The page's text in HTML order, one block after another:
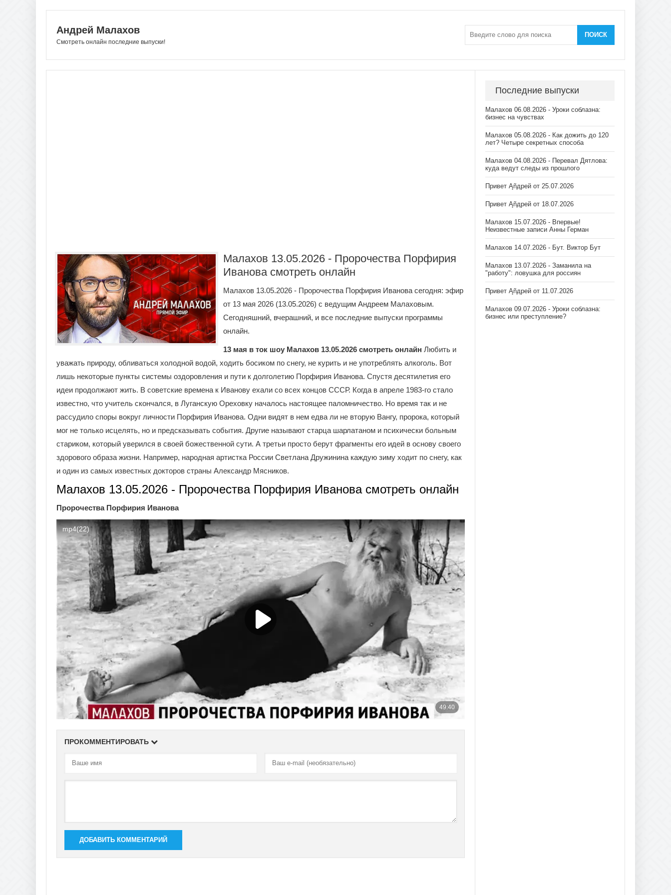
Андрей Малахов
Смотреть онлайн последние выпуски!
ПОИСК
Малахов 13.05.2026 - Пророчества Порфирия
Иванова смотреть онлайн
Малахов 13.05.2026 - Пророчества Порфирия Иванова сегодня: эфир
от 13 мая 2026 (13.05.2026) с ведущим Андреем Малаховым.
Сегодняшний, вчерашний, и все последние выпуски программы
онлайн.
13 мая в ток шоу Малахов 13.05.2026 смотреть онлайн Любить и
уважать природу, обливаться холодной водой, ходить босиком по снегу, не курить и не употреблять алкоголь. Вот
лишь некоторые пункты системы оздоровления и пути к долголетию Порфирия Иванова. Спустя десятилетия его
идеи продолжают жить. В советские времена к Иванову ехали со всех концов СССР. Когда в апреле 1983-го стало
известно, что учитель скончался, в Луганскую Ореховку началось настоящее паломничество. Но время так и не
рассудило споры вокруг личности Порфирия Иванова. Одни видят в нем едва ли не вторую Вангу, пророка, который
мог не только исцелять, но и предсказывать события. Другие называют старца шарлатаном и психически больным
стариком, который уверился в своей божественной сути. А третьи просто берут фрагменты его идей в основу своего
здорового образа жизни. Например, народная артистка России Светлана Дружинина каждую зиму ходит по снегу, как
и один из самых известных докторов страны Александр Мясников.
Малахов 13.05.2026 - Пророчества Порфирия Иванова смотреть онлайн
Пророчества Порфирия Иванова
ПРОКОММЕНТИРОВАТЬ
ДОБАВИТЬ КОММЕНТАРИЙ
Последние выпуски
Малахов 06.08.2026 - Уроки соблазна:
бизнес на чувствах
Малахов 05.08.2026 - Как дожить до 120
лет? Четыре секретных способа
Малахов 04.08.2026 - Перевал Дятлова:
куда ведут следы из прошлого
Привет Ąñдpей от 25.07.2026
Привет Ąñдpей от 18.07.2026
Малахов 15.07.2026 - Впервые!
Неизвестные записи Анны Герман
Малахов 14.07.2026 - Бут. Виктор Бут
Малахов 13.07.2026 - Заманила на
"работу": ловушка для россиян
Привет Ąñдpей от 11.07.2026
Малахов 09.07.2026 - Уроки соблазна:
бизнес или преступление?